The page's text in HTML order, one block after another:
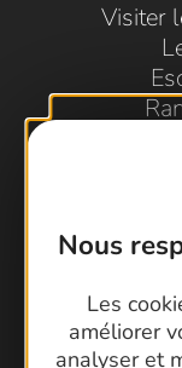
Nous
Les
améliorer
analyser et
Visiter